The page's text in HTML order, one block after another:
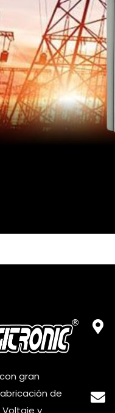
gran
de
Voltaje y